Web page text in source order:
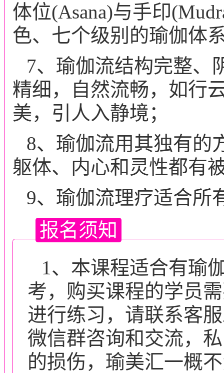
体位(Asana)与手印
色、七个级别的瑜伽体
7、瑜伽流结构完整、
精细，自然流畅，如行
美，引人入静境；
8、瑜伽流用其独有的
躯体、内心和灵性都有
9、瑜伽流理疗适合所
报名须知
1、本课程适合有瑜
考，购买课程的学员
进行练习，请联系客
微信群咨询和交流，
的损伤，瑜美汇一概